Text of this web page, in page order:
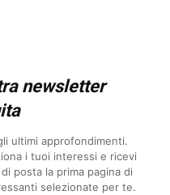
newsletter
ultimi approfondimenti.
i tuoi interessi e ricevi
posta la prima pagina di
selezionate per te.